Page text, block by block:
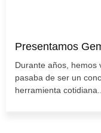
Presentamos
Durante años, hemos
pasaba de ser un
herramienta